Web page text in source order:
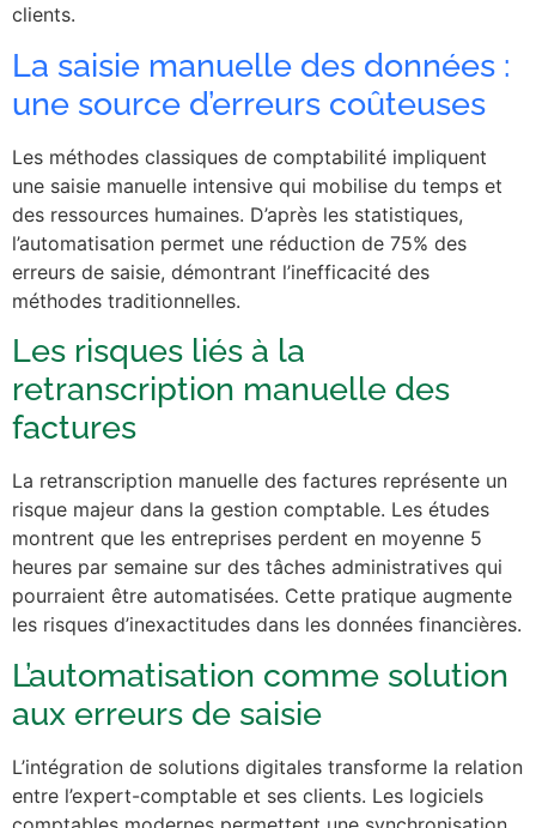
clients.
La saisie manuelle des données :
une source d’erreurs coûteuses
Les méthodes classiques de comptabilité impliquent
une saisie manuelle intensive qui mobilise du temps et
des ressources humaines. D’après les statistiques,
l’automatisation permet une réduction de 75% des
erreurs de saisie, démontrant l’inefficacité des
méthodes traditionnelles.
Les risques liés à la
retranscription manuelle des
factures
La retranscription manuelle des factures représente un
risque majeur dans la gestion comptable. Les études
montrent que les entreprises perdent en moyenne 5
heures par semaine sur des tâches administratives qui
pourraient être automatisées. Cette pratique augmente
les risques d’inexactitudes dans les données financières.
L’automatisation comme solution
aux erreurs de saisie
L’intégration de solutions digitales transforme la relation
entre l’expert-comptable et ses clients. Les logiciels